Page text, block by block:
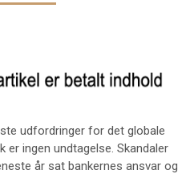
udfordringer for det globale
er ingen undtagelse. Skandaler
år sat bankernes ansvar og